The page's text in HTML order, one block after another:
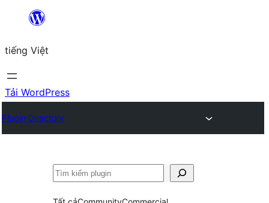
Chuyển
phần
nội
dung
tiếng Việt
Tải WordPress
Plugin Directory
Tìm